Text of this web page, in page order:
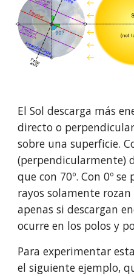
El Sol descarga más
directo o
sobre una superficie.
(perpendicularmente)
que con 70º. Con 0º
rayos solamente
apenas si descargan
ocurre en los polos y
Para experimentar
el siguiente ejemplo,